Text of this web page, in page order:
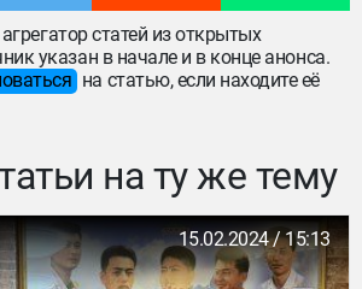
статей из открытых
указан в начале и в конце анонса.
на статью, если находите её
на ту же тему
15.02.2024 / 15:13